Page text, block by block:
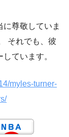
尊敬していま
それでも、彼
ています。
myles-turner-